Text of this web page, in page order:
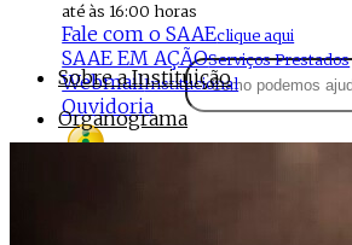
até às 16:00 horas
Fale com o SAAEclique aqui
SAAE EM AÇÃOServiços Prestados
WebmailInstitucional
Ouvidoria
Sobre a Instituição
Organograma